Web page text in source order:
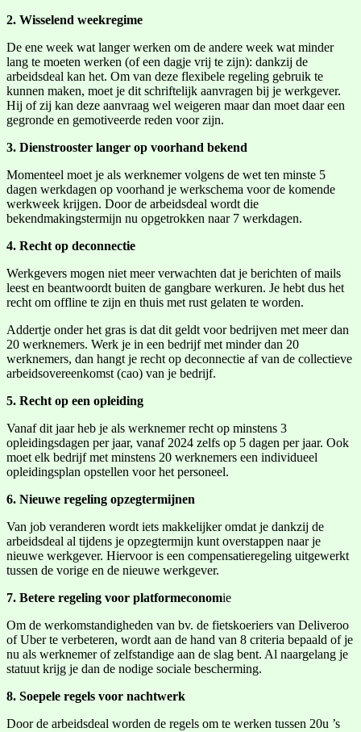
2. Wisselend weekregime
De ene week wat langer werken om de andere week wat minder
lang te moeten werken (of een dagje vrij te zijn): dankzij de
arbeidsdeal kan het. Om van deze flexibele regeling gebruik te
kunnen maken, moet je dit schriftelijk aanvragen bij je werkgever.
Hij of zij kan deze aanvraag wel weigeren maar dan moet daar een
gegronde en gemotiveerde reden voor zijn.
3. Dienstrooster langer op voorhand bekend
Momenteel moet je als werknemer volgens de wet ten minste 5
dagen werkdagen op voorhand je werkschema voor de komende
werkweek krijgen. Door de arbeidsdeal wordt die
bekendmakingstermijn nu opgetrokken naar 7 werkdagen.
4. Recht op deconnectie
Werkgevers mogen niet meer verwachten dat je berichten of mails
leest en beantwoordt buiten de gangbare werkuren. Je hebt dus het
recht om offline te zijn en thuis met rust gelaten te worden.
Addertje onder het gras is dat dit geldt voor bedrijven met meer dan
20 werknemers. Werk je in een bedrijf met minder dan 20
werknemers, dan hangt je recht op deconnectie af van de collectieve
arbeidsovereenkomst (cao) van je bedrijf.
5. Recht op een opleiding
Vanaf dit jaar heb je als werknemer recht op minstens 3
opleidingsdagen per jaar, vanaf 2024 zelfs op 5 dagen per jaar. Ook
moet elk bedrijf met minstens 20 werknemers een individueel
opleidingsplan opstellen voor het personeel.
6. Nieuwe regeling opzegtermijnen
Van job veranderen wordt iets makkelijker omdat je dankzij de
arbeidsdeal al tijdens je opzegtermijn kunt overstappen naar je
nieuwe werkgever. Hiervoor is een compensatieregeling uitgewerkt
tussen de vorige en de nieuwe werkgever.
7. Betere regeling voor platformeconomie
Om de werkomstandigheden van bv. de fietskoeriers van Deliveroo
of Uber te verbeteren, wordt aan de hand van 8 criteria bepaald of je
nu als werknemer of zelfstandige aan de slag bent. Al naargelang je
statuut krijg je dan de nodige sociale bescherming.
8. Soepele regels voor nachtwerk
Door de arbeidsdeal worden de regels om te werken tussen 20u ’s